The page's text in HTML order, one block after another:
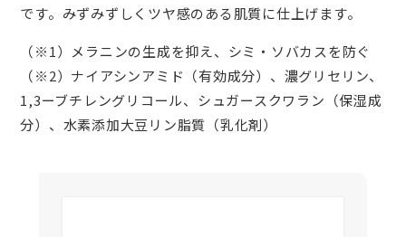
です。みずみずしくツヤ感のある肌質に仕上げます。
（※1）メラニンの生成を抑え、シミ・ソバカスを防ぐ
（※2）ナイアシンアミド（有効成分）、濃グリセリン、
1,3ーブチレングリコール、シュガースクワラン（保湿成
分）、水素添加大豆リン脂質（乳化剤）